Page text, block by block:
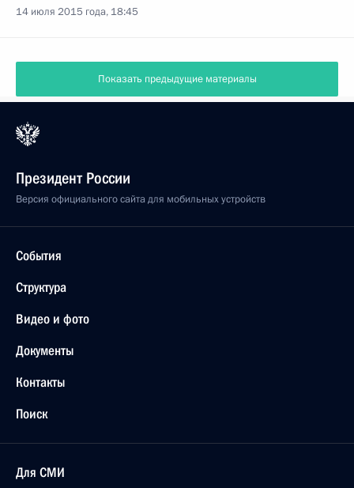
14 июля 2015 года, 18:45
Показать предыдущие материалы
Президент России
Версия официального сайта для мобильных устройств
События
Структура
Видео и фото
Документы
Контакты
Поиск
Для СМИ